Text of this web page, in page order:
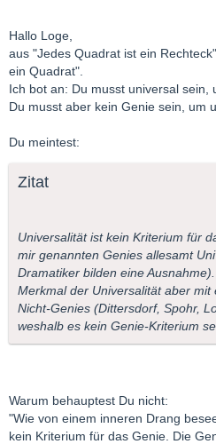
Hallo Loge,
aus "Jedes Quadrat ist ein
ein Quadrat".
Ich bot an: Du musst universal sein,
Du musst aber kein Genie sein, um
Du meintest:
Zitat
Universalität ist kein Kriterium für
mir genannten Genies allesamt
Dramatiker bilden eine
Merkmal der Universalität aber mit
Nicht-Genies (Dittersdorf, Spohr,
weshalb es kein Genie-Kriterium
Warum behauptest Du nicht:
"Wie von einem inneren Drang
kein Kriterium für das Genie. Die